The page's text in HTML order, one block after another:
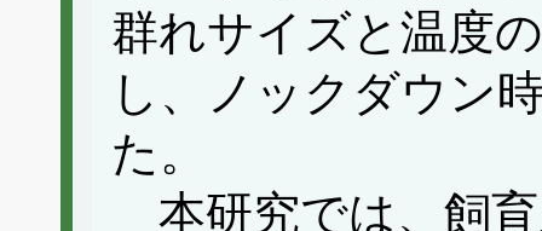
群れサイズと温度
し、ノックダウン
た。
本研究では、飼